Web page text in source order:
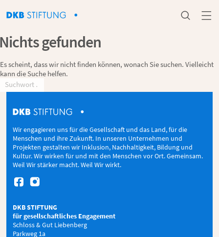
 
gefunden
Es scheint, dass wir nicht finden können, wonach Sie suchen. Vielleicht
kann die Suche helfen.
Wir engagieren uns für die Gesellschaft und das Land, für die
Menschen und ihre Zukunft. In unseren Unternehmen und
Projekten gestalten wir Inklusion, Nachhaltigkeit, Bildung und
Kultur. Wir wirken für und mit den Menschen vor Ort. Gemeinsam.
Weil Wir stärker macht. Weil Wir wirkt.
 
DKB STIFTUNG
für gesellschaftliches Engagement
Schloss & Gut Liebenberg
Parkweg 1a